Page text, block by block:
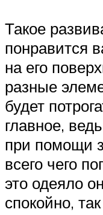
Такое
понравится
на его
разные
будет
главное,
при помощи
всего чего
это одеяло
спокойно,